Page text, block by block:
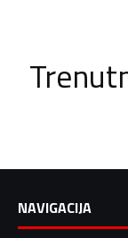
NAVIGACIJA